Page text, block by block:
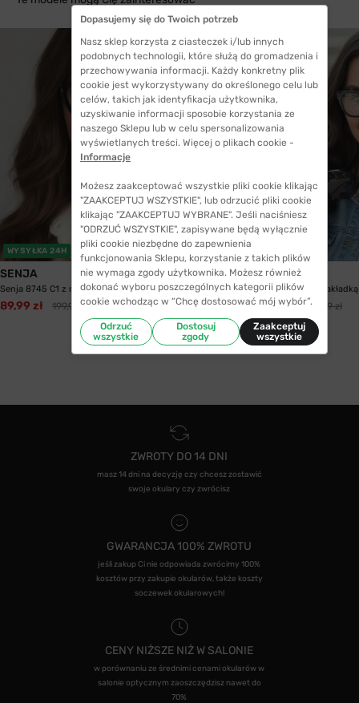
WYSYŁKA 24H
SENJA
Senja 8745 C1 z nakładką przeciwsłoneczną z...
89,99 zł 199,99 zł
SENJA
Senja 8747 C1 z
94,99 zł 199,99 zł
ZWROTY DO 14 DNI
masz 14 dni na decyzję czy chcesz zostawić
swoje okulary czy zwrócisz
GWARANCJA 100% ZWROTU
jeśli zakup Ci nie odpowiada zwrócimy 100%
kosztów przy zakupie okularów, także koszty
soczewek okularowych!
CENY NIŻSZE NIŻ W SALONIE
w porównaniu ze średnimi cenami okularów w
salonie optycznym zaoszczędzisz nawet do
70%
Dopasujemy się do Twoich potrzeb
Nasz sklep korzysta z ciasteczek i/lub innych
podobnych technologii, które służą do gromadzenia i
przechowywania informacji. Każdy konkretny plik
cookie jest wykorzystywany do określonego celu lub
celów, takich jak identyfikacja użytkownika,
uzyskiwanie informacji sposobie korzystania ze
naszego Sklepu lub w celu spersonalizowania
wyświetlanych treści. Więcej o plikach cookie -
Informacje
Możesz zaakceptować wszystkie pliki cookie klikając
"ZAAKCEPTUJ WSZYSTKIE", lub odrzucić pliki cookie
klikając "ZAAKCEPTUJ WYBRANE". Jeśli naciśniesz
"ODRZUĆ WSZYSTKIE", zapisywane będą wyłącznie
pliki cookie niezbędne do zapewnienia
funkcjonowania Sklepu, korzystanie z takich plików
nie wymaga zgody użytkownika. Możesz również
dokonać wyboru poszczególnych kategorii plików
cookie wchodząc w “Chcę dostosować mój wybór”.
Odrzuć
wszystkie
Dostosuj
zgody
Zaakceptuj
wszystkie